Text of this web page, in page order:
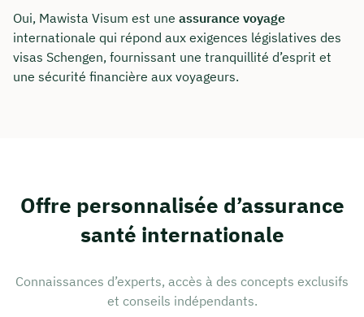
Oui, Mawista Visum est une assurance voyage
internationale qui répond aux exigences législatives des
visas Schengen, fournissant une tranquillité d’esprit et
une sécurité financière aux voyageurs.
Offre personnalisée d’assurance
santé internationale
Connaissances d’experts, accès à des concepts exclusifs
et conseils indépendants.